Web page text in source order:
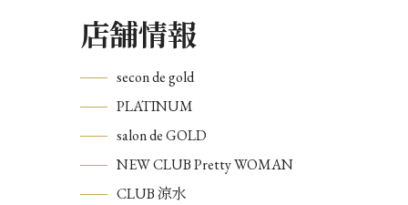
店舗情報
secon de gold
PLATINUM
salon de GOLD
NEW CLUB Pretty WOMAN
CLUB 涼水